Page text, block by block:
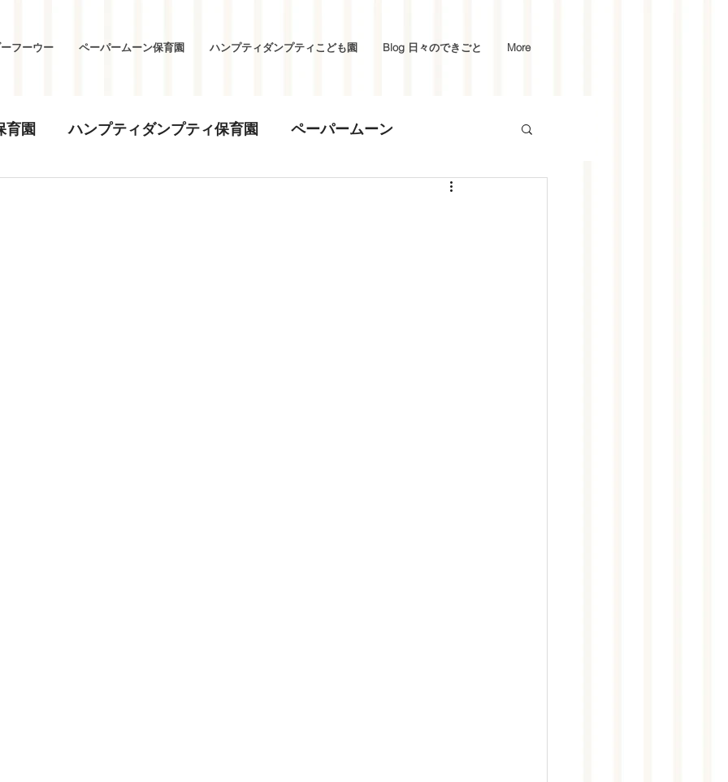
フーウー ペーパームーン保育園 ハンプティダンプティこども園 Blog 日々のできごと More
育園 ハンプティダンプティ保育園 ペーパームーン